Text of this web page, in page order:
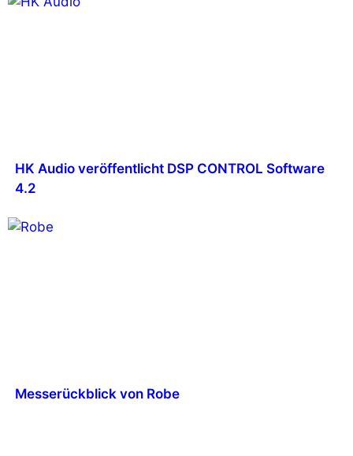
HK Audio veröffentlicht DSP CONTROL Software
4.2
Messerückblick von Robe